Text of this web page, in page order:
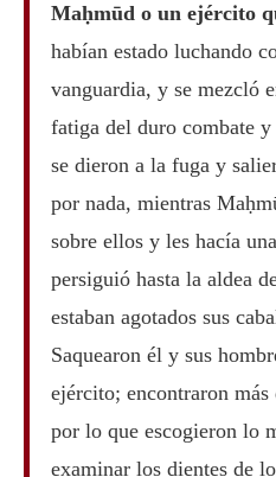
Maḥmūd o un ejército
habían estado luchando
vanguardia, y se mezcló
fatiga del duro combate
se dieron a la fuga y
por nada, mientras
sobre ellos y les hacía
persiguió hasta la aldea
estaban agotados sus
Saquearon él y sus
ejército; encontraron
por lo que escogieron lo
examinar los dientes de